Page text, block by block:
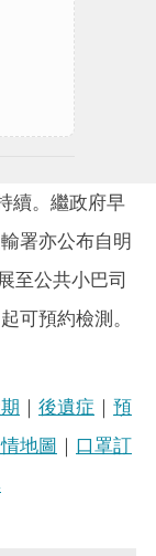
續。繼政府早
署亦公布自明
至公共小巴司
可預約檢測。
｜ 後遺症 ｜ 預
地圖 ｜ 口罩訂